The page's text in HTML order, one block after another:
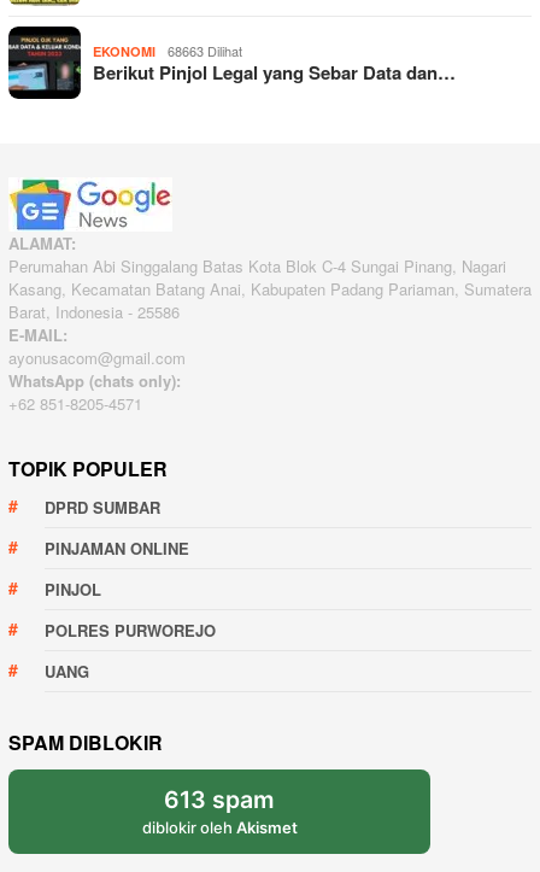
EKONOMI 68663 Dilihat
Berikut Pinjol Legal yang Sebar Data dan…
ALAMAT:
Perumahan Abi Singgalang Batas Kota Blok C-4 Sungai Pinang, Nagari
Kasang, Kecamatan Batang Anai, Kabupaten Padang Pariaman, Sumatera
Barat, Indonesia - 25586
E-MAIL:
ayonusacom@gmail.com
WhatsApp (chats only):
+62 851-8205-4571
TOPIK POPULER
DPRD SUMBAR
PINJAMAN ONLINE
PINJOL
POLRES PURWOREJO
UANG
SPAM DIBLOKIR
613 spam
diblokir oleh Akismet